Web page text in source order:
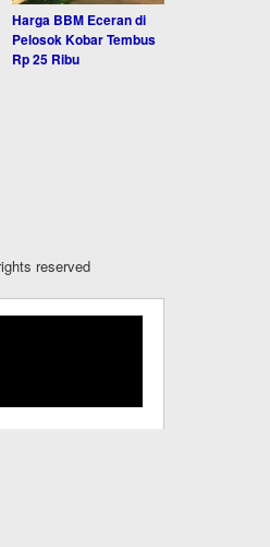
Harga BBM Eceran di
Pelosok Kobar Tembus
Rp 25 Ribu
reserved